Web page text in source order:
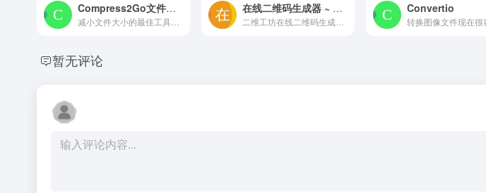
Compress2Go文件压缩器 在线二维码生成器 ~ 二维工坊
二维工坊在线二维码生成器，提供一物一码、设备维保、防伪溯源等行业解决方案，可制作名片、地图导航、wifi、PDF文件、相册、音视频等二维码和小程序，低代码页面设计可自己DIY小程序和定制二维码营销解决方案。
Convertio
暂无评论